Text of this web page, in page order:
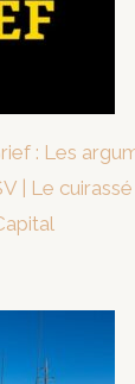
: Les
| Le cuirassé